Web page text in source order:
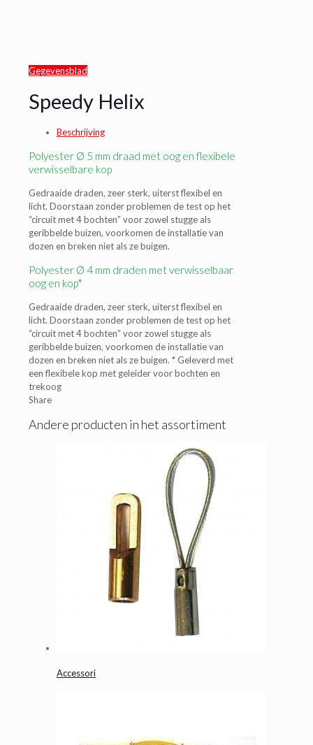
Gegevensblad
Speedy Helix
Beschrijving
Polyester Ø 5 mm draad met oog en flexibele
verwisselbare kop
Gedraaide draden, zeer sterk, uiterst flexibel en
licht. Doorstaan zonder problemen de test op het
“circuit met 4 bochten” voor zowel stugge als
geribbelde buizen, voorkomen de installatie van
dozen en breken niet als ze buigen.
Polyester Ø 4 mm draden met verwisselbaar
oog en kop*
Gedraaide draden, zeer sterk, uiterst flexibel en
licht. Doorstaan zonder problemen de test op het
“circuit met 4 bochten” voor zowel stugge als
geribbelde buizen, voorkomen de installatie van
dozen en breken niet als ze buigen. * Geleverd met
een flexibele kop met geleider voor bochten en
trekoog
Share
Andere producten in het assortiment
Accessori